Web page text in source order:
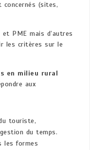
(sites,
PME mais d’autres
les critères sur le
en milieu rural
aux
touriste,
du temps.
les formes